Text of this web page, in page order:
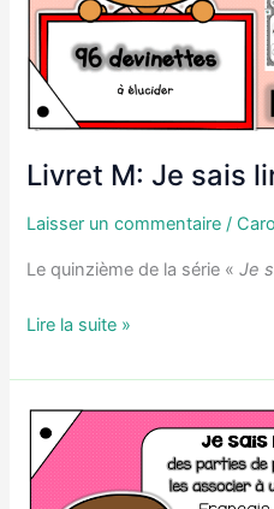
Livret M: Je sais
Laisser un commentaire /
Le quinzième de la série «Je
Livret
Je
sais
lire
des
devinettes
Lire la suite »